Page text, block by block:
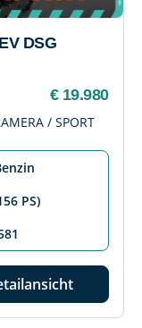
DSG
€ 19.980
/ SPORT
PS)